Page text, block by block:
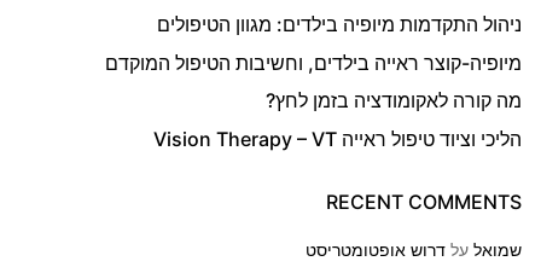
ניהול התקדמות מיופיה בילדים: מגוון הטיפולים
מיופיה-קוצר ראייה בילדים, וחשיבות הטיפול המוקדם
מה קורה לאקומודציה בזמן לחץ?
הליכי וציוד טיפול ראייה Vision Therapy – VT
RECENT COMMENTS
שמואל על דרוש אופטומטריסט